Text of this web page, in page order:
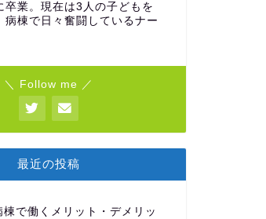
卒業。現在は3人の子どもを
病棟で日々奮闘しているナー
＼ Follow me ／
最近の投稿
棟で働くメリット・デメリッ